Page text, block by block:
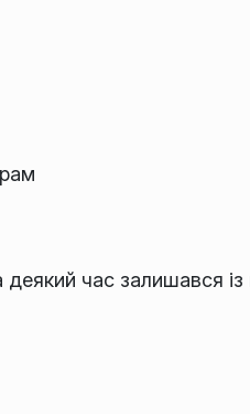
деякий час залишався